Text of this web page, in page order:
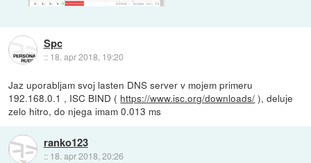
Spc
:: 18. apr 2018, 19:20
Jaz uporabljam svoj lasten DNS server v mojem primeru
192.168.0.1 , ISC BIND ( https://www.isc.org/downloads/ ), deluje
zelo hitro, do njega imam 0.013 ms
ranko123
:: 18. apr 2018, 20:26